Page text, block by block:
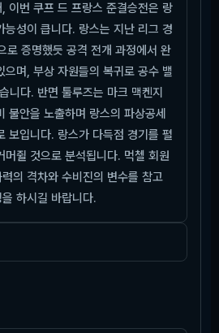
이번 쿠프 드 프랑스 준결승전은 랑
능성이 큽니다. 랑스는 지난 리그 경
로 증명했듯 공격 전개 과정에서 완
으며, 부상 자원들의 복귀로 공수 밸
니다. 반면 툴루즈는 마크 맥켄지
불안을 노출하며 랑스의 파상공세
보입니다. 랑스가 다득점 경기를 펼
머쥘 것으로 분석됩니다. 먹첼 회원
의 격차와 수비진의 변수를 참고
하시길 바랍니다.